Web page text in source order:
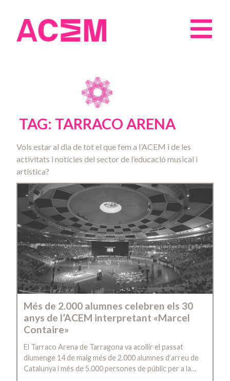
TAG: TARRACO ARENA
Vols estar al dia de tot el que fem a l’ACEM i de les
activitats i notícies del sector de l’educació musical i
artística?
Més de 2.000 alumnes celebren els 30
anys de l’ACEM interpretant «Marcel
Contaire»
El Tarraco Arena de Tarragona va acollir el passat
diumenge 14 de maig més de 2.000 alumnes d’arreu de
Catalunya i més de 5.000 persones de públic per a la…